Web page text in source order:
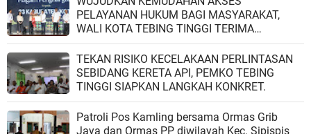
PELAYANAN HUKUM BAGI MASYARAKAT,
WALI KOTA TEBING TINGGI TERIMA
PENGHARGAAN DARI KEMENTERIAN HUKUM
RI.
TEKAN RISIKO KECELAKAAN PERLINTASAN
SEBIDANG KERETA API, PEMKO TEBING
TINGGI SIAPKAN LANGKAH KONKRET.
Patroli Pos Kamling bersama Ormas Grib
Jaya dan Ormas PP diwilayah Kec. Sipispis